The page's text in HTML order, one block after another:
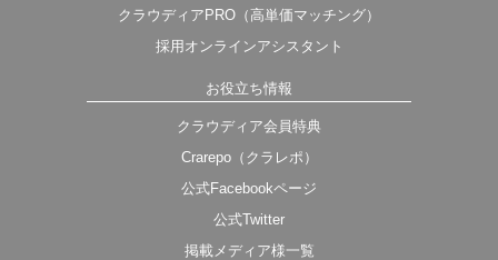
クラウディアPRO（高単価マッチング）
採用オンラインアシスタント
お役立ち情報
クラウディア会員特典
Crarepo（クラレポ）
公式Facebookページ
公式Twitter
掲載メディア様一覧